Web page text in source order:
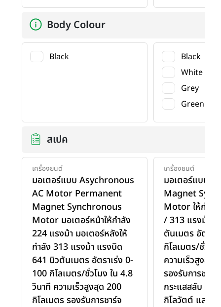
Body Colour
Black
Black
White
Grey
Green
สเปค
เครื่องยนต์
มอเตอร์แบบ Asychronous
AC Motor Permanent
Magnet Synchronous
Motor มอเตอร์หน้าให้กำลัง
224 แรงม้า มอเตอร์หลังให้
กำลัง 313 แรงม้า แรงบิด
641 นิวตันเมตร อัตราเร่ง 0-
100 กิโลเมตร/ชั่วโมง ใน 4.8
วินาที ความเร็วสูงสุด 200
กิโลเมตร รองรับการชาร์จ
เครื่องยนต์
มอเตอร์แบบ
Magnet
Motor ให้กำลั
/ 313 แรงม้า
ตันเมตร อัตรา
กิโลเมตร/ชั่วโม
ความเร็วสูงสุด
รองรับการชาร์
กระแสสลับ
กิโลวัตต์ และร